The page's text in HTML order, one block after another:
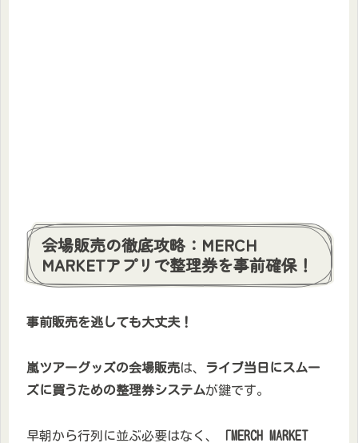
会場販売の徹底攻略：MERCH
MARKETアプリで整理券を事前確保！
事前販売を逃しても大丈夫！
嵐ツアーグッズの会場販売は、 ライブ当日にスムー
ズに買うための整理券システムが鍵です。
早朝から行列に並ぶ必要はなく、
「MERCH MARKET